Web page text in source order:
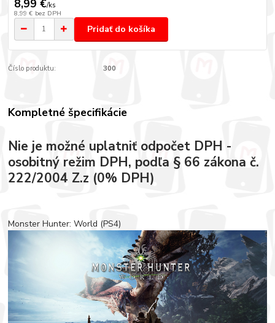
8,99 €/ks
8,99 € bez DPH
Pridať do košíka
Číslo produktu: 300
Kompletné špecifikácie
Nie je možné uplatniť odpočet DPH -
osobitný režim DPH, podľa § 66 zákona č.
222/2004 Z.z (0% DPH)
Monster Hunter: World (PS4)